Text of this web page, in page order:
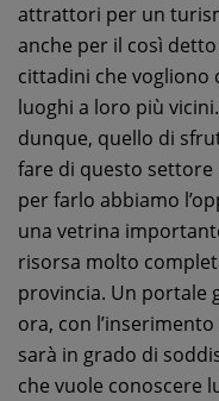
attrattori per un
anche per il così
cittadini che vogliono
luoghi a loro più
dunque, quello di
fare di questo settore
per farlo abbiamo
una vetrina
risorsa molto
provincia. Un portale
ora, con
sarà in grado di
che vuole conoscere